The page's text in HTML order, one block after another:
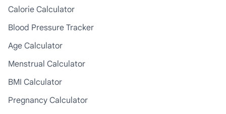
Calorie Calculator
Blood Pressure Tracker
Age Calculator
Menstrual Calculator
BMI Calculator
Pregnancy Calculator